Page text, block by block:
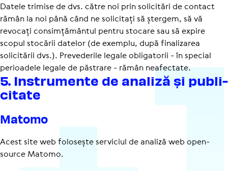
Datele trimise de dvs. către noi prin solicitări de contact
rămân la noi până când ne solicitați să ștergem, să vă
revocați consimțământul pentru stocare sau să expire
scopul stocării datelor (de exemplu, după finalizarea
solicitării dvs.). Prevederile legale obligatorii - în special
perioadele legale de păstrare - rămân neafectate.
5. Instru­mente de analiză și publi­
ci­tate
Matomo
Acest site web folosește serviciul de analiză web open-
source Matomo.